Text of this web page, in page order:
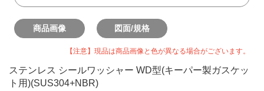
商品画像 図面/規格
【注意】現品は商品画像と色が異なる場合がございます。
ステンレス シールワッシャー WD型(キーパー製ガスケッ
ト用)(SUS304+NBR)